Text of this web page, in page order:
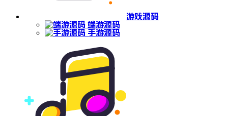
游戏源码
端游源码
手游源码